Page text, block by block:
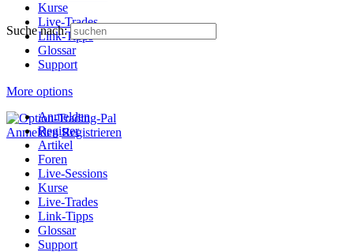
Kurse
Live-Trades
Link-Tipps
Glossar
Support
More options
Anmelden Registrieren
Suche nach:
Anmelden
Register
Artikel
Foren
Live-Sessions
Kurse
Live-Trades
Link-Tipps
Glossar
Support